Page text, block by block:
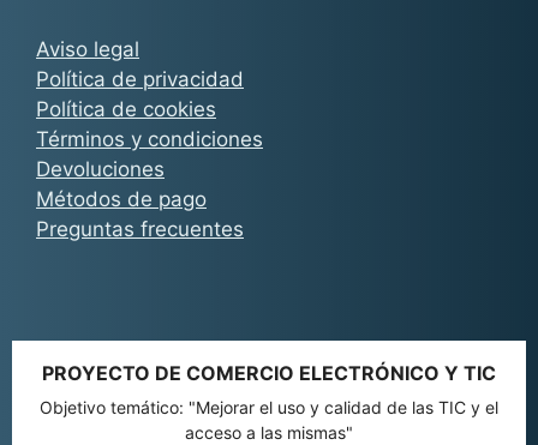
Aviso legal
Política de privacidad
Política de cookies
Términos y condiciones
Devoluciones
Métodos de pago
Preguntas frecuentes
PROYECTO DE COMERCIO ELECTRÓNICO Y TIC
Objetivo temático: "Mejorar el uso y calidad de las TIC y el
acceso a las mismas"